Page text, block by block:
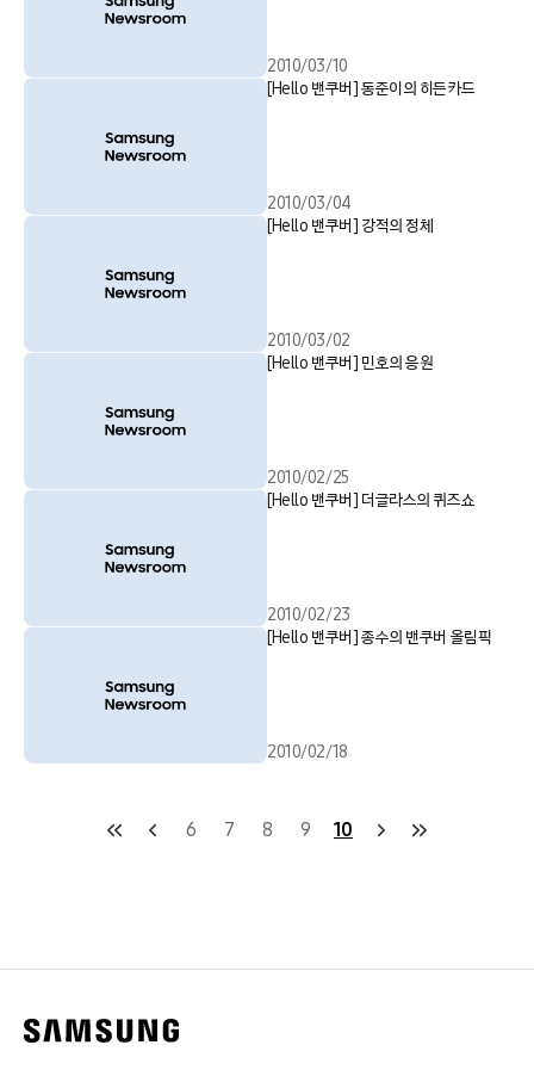
2010/03/10
[Hello 밴쿠버] 동준이의 히든카드
2010/03/04
[Hello 밴쿠버] 강적의 정체
2010/03/02
[Hello 밴쿠버] 민호의 응원
2010/02/25
[Hello 밴쿠버] 더글라스의 퀴즈쇼
2010/02/23
[Hello 밴쿠버] 종수의 밴쿠버 올림픽
2010/02/18
6 7 8 9 10